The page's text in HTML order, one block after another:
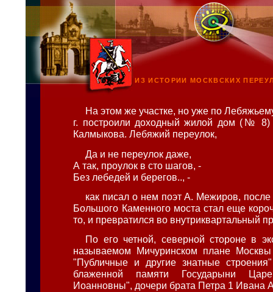
ИЗ ИСТОРИИ МОСКВСКИХ
На этом же участке, но уже по
г. построили доходный жилой дом (№
Калмыкова. Лебяжий переулок,
Да и не переулок даже,
А так, проулок в сто шагов, -
Без лебедей и берегов.., -
как писал о нем поэт А. Межиров, после
Большого Каменного моста стал еще
то, и превратился во внутриквартальный
По его четной, северной стороне в
называемом Мичуринском плане
"Публичные и другие знатные
блаженной памяти Государыни
Иоанновны", дочери брата Петра 1 Ивана